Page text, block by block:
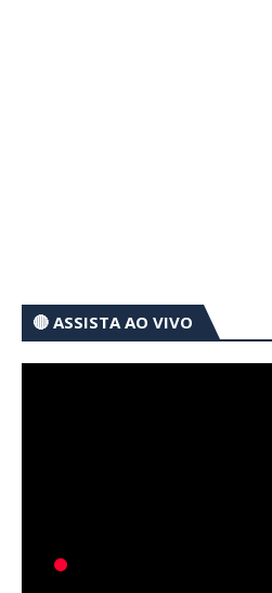
🔴 ASSISTA AO VIVO